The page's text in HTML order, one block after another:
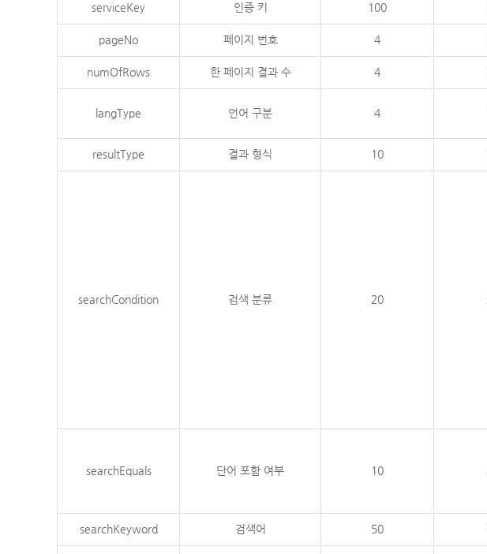
serviceKey 인증 키 100
pageNo 페이지 번호 4
numOfRows 한 페이지 결과 수 4
langType 언어 구분 4
resultType 결과 형식 10
searchCondition 검색 분류 20
searchEquals 단어 포함 여부 10
searchKeyword 검색어 50